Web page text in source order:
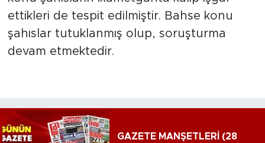
ettikleri de tespit edilmiştir. Bahse konu
şahıslar tutuklanmış olup, soruşturma
devam etmektedir.
GAZETE MANŞETLERİ (28